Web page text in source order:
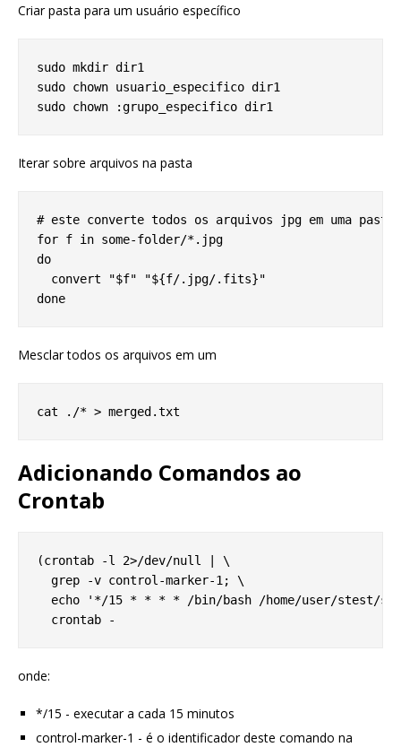
Criar pasta para um usuário específico
sudo mkdir dir1
sudo chown usuario_especifico dir1
Iterar sobre arquivos na pasta
# este converte todos os arquivos jpg em uma
for f in some-folder/*.jpg
do
  convert "$f" "${f/.jpg/.fits}"
Mesclar todos os arquivos em um
Adicionando Comandos ao
Crontab
(crontab -l 2>/dev/null | \
  grep -v control-marker-1; \
echo '*/15 * * * * /bin/bash /home/user/stest/
onde:
*/15 - executar a cada 15 minutos
control-marker-1 - é o identificador deste comando na